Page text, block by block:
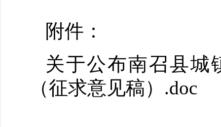
附件：
关于公布南召县城
（征求意见稿）.doc